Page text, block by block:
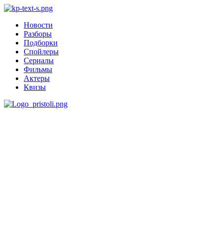
Новости
Разборы
Подборки
Спойлеры
Сериалы
Фильмы
Актеры
Квизы